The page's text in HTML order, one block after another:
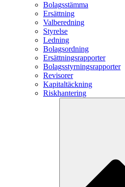
Bolagsstämma
Ersättning
Valberedning
Styrelse
Ledning
Bolagsordning
Ersättningsrapporter
Bolagsstyrningsrapporter
Revisorer
Kapitaltäckning
Riskhantering